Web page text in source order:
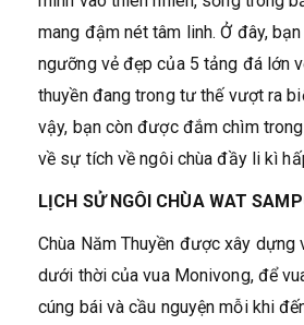
mang đậm nét tâm linh. Ở đây,
ngưỡng vẻ đẹp của 5 tảng đá lớn
thuyền đang trong tư thế vượt ra
vậy, bạn còn được đắm chìm
về sự tích về ngôi chùa đầy li kì
LỊCH SỬ NGÔI CHÙA WAT
Chùa Năm Thuyền được xây dựng
dưới thời của vua Monivong, để
cúng bái và cầu nguyện mỗi khi